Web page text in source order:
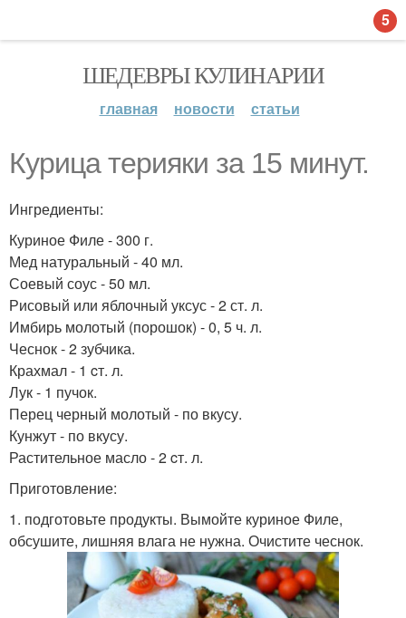
ШЕДЕВРЫ КУЛИНАРИИ
главная новости статьи
Курица терияки за 15 минут.
Ингредиенты:
Куриное Филе - 300 г.
Мед натуральный - 40 мл.
Соевый соус - 50 мл.
Рисовый или яблочный уксус - 2 ст. л.
Имбирь молотый (порошок) - 0, 5 ч. л.
Чеснок - 2 зубчика.
Крахмал - 1 cт. л.
Лук - 1 пучок.
Перец черный молотый - по вкусу.
Кунжут - по вкусу.
Растительное масло - 2 cт. л.
Приготовление:
1. подготовьте продукты. Вымойте куриное Филе,
обсушите, лишняя влага не нужна. Очистите чеснок.
5